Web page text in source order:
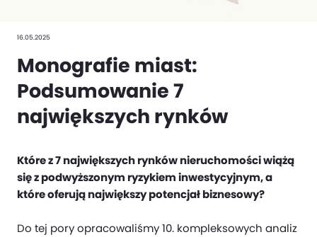
16.05.2025
Monografie miast:
Podsumowanie 7
największych rynków
Które z 7 największych rynków nieruchomości wiążą
się z podwyższonym ryzykiem inwestycyjnym, a
które oferują największy potencjał biznesowy?
Do tej pory opracowaliśmy 10. kompleksowych analiz